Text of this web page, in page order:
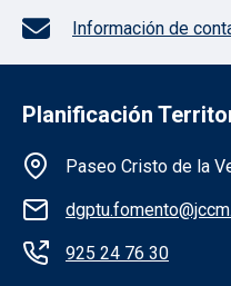
Información de
Planificación
Información de
Paseo Cristo de la
925 24 76 30